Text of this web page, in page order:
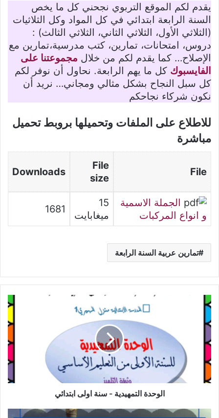
يقدم لكم الموقع التربوي نجحني كل ما يخص
السنة الرابعة ابتدائي في كل المواد وكل الثلاثيات
(الثلاثي الأول، الثلاثي الثاني، الثلاثي الثالث) :
دروس، امتحانات، تمارين، كتب مدرسية،تمارين مع
الإصلاح… كما يقدم لكم من خلال مجموعتنا على
الفايسبوك كل ما يهم الرابعة. نحاول أن نوفر لكم
كل سبل النجاح بشكل مثالي ومجاني… نريد أن
نكون شركاء نجاحكم
للاطلاع على الملفات وتحميلها بروبط تحميل
مباشرة
File
File
size
Downloads
الجملة الاسمية
و انواع المركبات
15
ميغابايت
1681
تمارين عربية السنة الرابعة
الوحدة
التمهيدية
-
سنة
اولى
ابتدائي
الوحدة التمهيدية - سنة اولى ابتدائي
الخصوصيات